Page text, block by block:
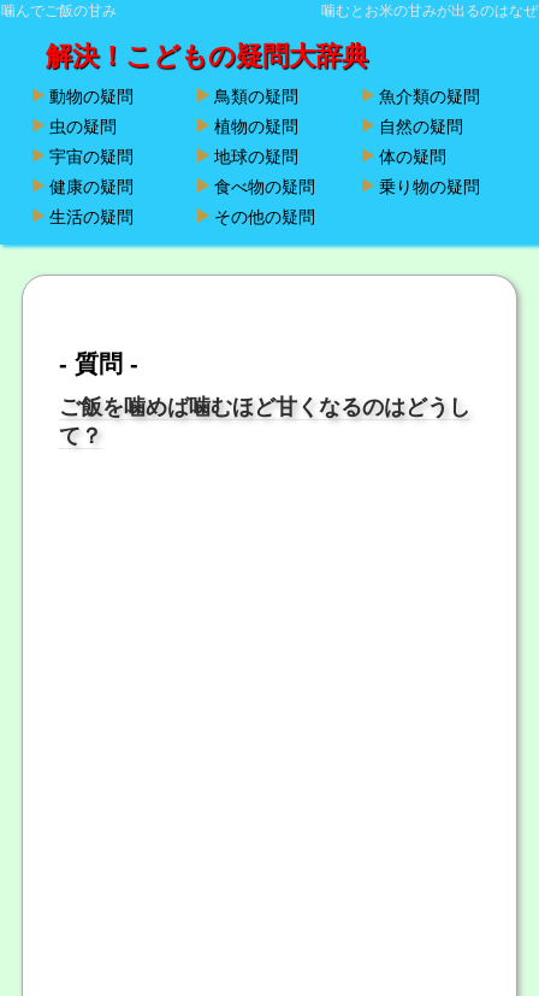
噛んでご飯の甘み 噛むとお米の甘みが出るのはなぜ
解決！こどもの疑問大辞典
動物の疑問 鳥類の疑問
魚介類の疑問
虫の疑問
植物の疑問
自然の疑問
宇宙の疑問
地球の疑問
体の疑問
健康の疑問
食べ物の疑問
乗り物の疑問
生活の疑問
その他の疑問
- 質問 -
ご飯を噛めば噛むほど甘くなるのはどうし
て？